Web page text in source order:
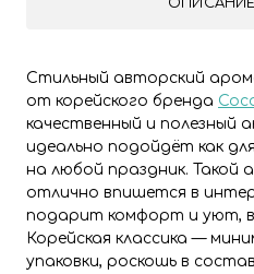
Стильный авторский
от корейского бренда
качественный и полезный
идеально подойдёт как
на любой праздник. Такой
отлично впишется в
подарит комфорт и уют,
Корейская классика —
упаковки, роскошь в